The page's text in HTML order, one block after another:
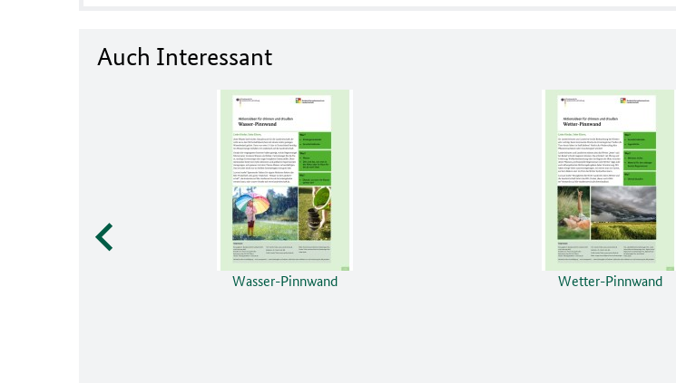
Auch Interessant
Wasser-Pinnwand Wetter-Pinnwand